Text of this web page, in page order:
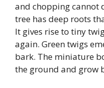
and chopping cannot
tree has deep roots
It gives rise to tiny
again. Green twigs
bark. The miniature
the ground and grow